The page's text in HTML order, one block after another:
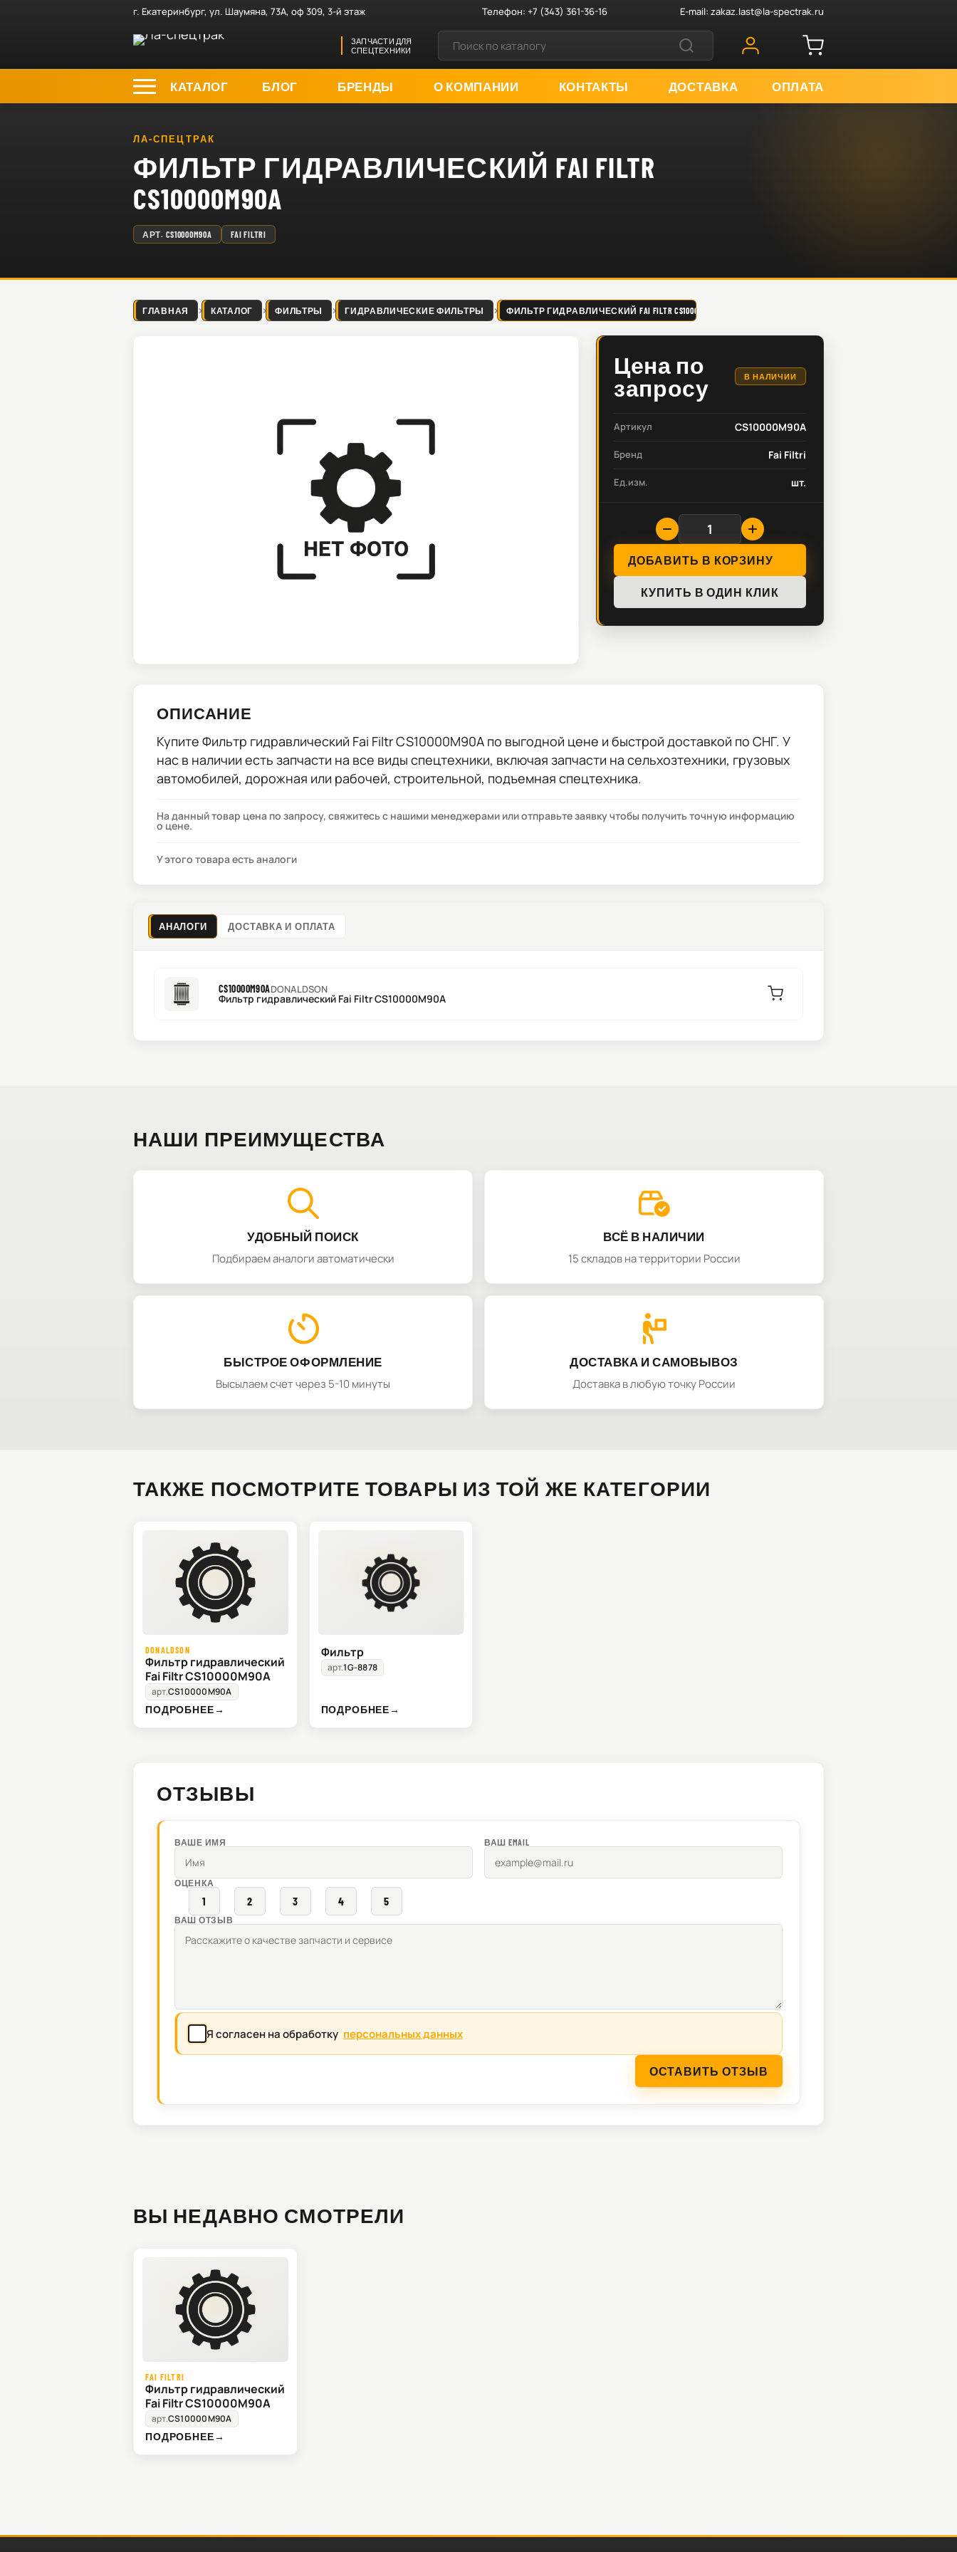
г. Екатеринбург, ул. Шаумяна, 73А, оф 309, 3-й этаж Телефон:+7 (343) 361-36-16 E-mail: zakaz.last@la-spectrak.ru
ЗАПЧАСТИ ДЛЯ
СПЕЦТЕХНИКИ
КАТАЛОГ БЛОГ БРЕНДЫ О КОМПАНИИ КОНТАКТЫ ДОСТАВКА ОПЛАТА
ЛА-СПЕЦТРАК
ФИЛЬТР ГИДРАВЛИЧЕСКИЙ FAI FILTR
CS10000M90A
АРТ. CS10000M90A FAI FILTRI
ГЛАВНАЯ КАТАЛОГ ФИЛЬТРЫ ГИДРАВЛИЧЕСКИЕ ФИЛЬТРЫ ФИЛЬТР ГИДРАВЛИЧЕСКИЙ FAI FILTR CS10000M90A
Цена по
запросу
В НАЛИЧИИ
Артикул CS10000M90A
Бренд Fai Filtri
Ед.изм. шт.
ДОБАВИТЬ В КОРЗИНУ
КУПИТЬ В ОДИН КЛИК
ОПИСАНИЕ
Купите Фильтр гидравлический Fai Filtr CS10000M90A по выгодной цене и быстрой доставкой по СНГ. У
нас в наличии есть запчасти на все виды спецтехники, включая запчасти на сельхозтехники, грузовых
автомобилей, дорожная или рабочей, строительной, подъемная спецтехника.
На данный товар цена по запросу, свяжитесь с нашими менеджерами или отправьте заявку чтобы получить точную информацию
о цене.
У этого товара есть аналоги
АНАЛОГИ ДОСТАВКА И ОПЛАТА
CS10000M90ADONALDSON
Фильтр гидравлический Fai Filtr CS10000M90A
НАШИ ПРЕИМУЩЕСТВА
УДОБНЫЙ ПОИСК
Подбираем аналоги автоматически
ВСЁ В НАЛИЧИИ
15 складов на территории России
БЫСТРОЕ ОФОРМЛЕНИЕ
Высылаем счет через 5-10 минуты
ДОСТАВКА И САМОВЫВОЗ
Доставка в любую точку России
ТАКЖЕ ПОСМОТРИТЕ ТОВАРЫ ИЗ ТОЙ ЖЕ КАТЕГОРИИ
DONALDSON
Фильтр гидравлический
Fai Filtr CS10000M90A
арт.CS10000M90A
ПОДРОБНЕЕ→
Фильтр
арт.1G-8878
ПОДРОБНЕЕ→
ОТЗЫВЫ
ВАШЕ ИМЯ ВАШ EMAIL
ОЦЕНКА
1 2 3 4 5
ВАШ ОТЗЫВ
Я согласен на обработку персональных данных
ОСТАВИТЬ ОТЗЫВ
ВЫ НЕДАВНО СМОТРЕЛИ
FAI FILTRI
Фильтр гидравлический
Fai Filtr CS10000M90A
арт.CS10000M90A
ПОДРОБНЕЕ→